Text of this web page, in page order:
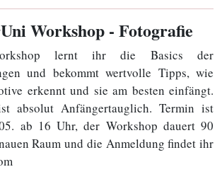
Workshop - Fotografie
lernt ihr die Basics der
und bekommt wertvolle Tipps, wie
erkennt und sie am besten einfängt.
absolut Anfängertauglich. Termin ist
ab 16 Uhr, der Workshop dauert 90
Raum und die Anmeldung findet ihr